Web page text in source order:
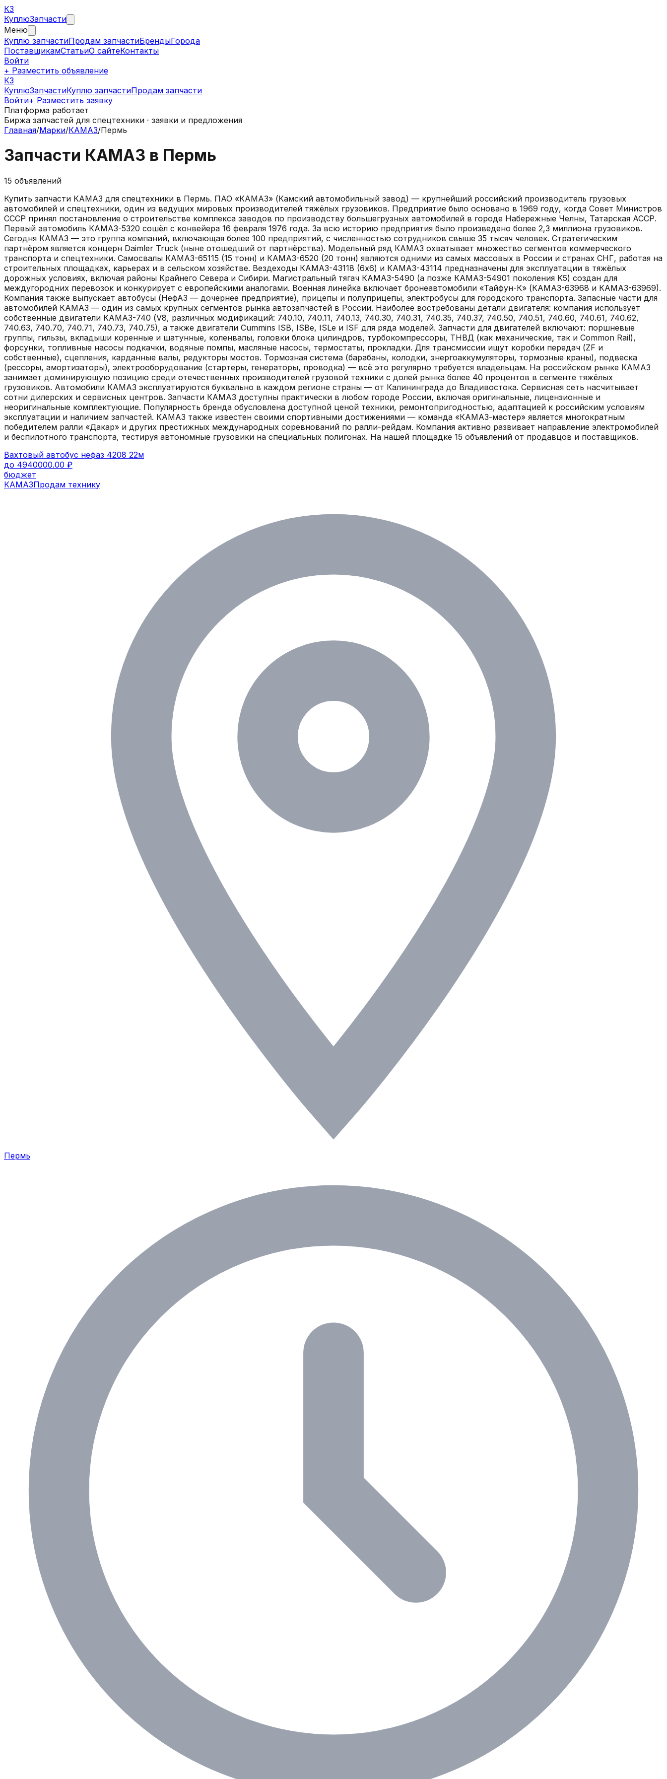
КЗ
КуплюЗапчасти
Меню
Куплю запчастиПродам запчастиБрендыГорода
ПоставщикамСтатьиО сайтеКонтакты
Войти
+ Разместить объявление
КЗ
КуплюЗапчастиКуплю запчастиПродам запчасти
Войти+ Разместить заявку
Платформа работает
Биржа запчастей для спецтехники · заявки и предложения
Главная/Марки/КАМАЗ/Пермь
Запчасти КАМАЗ в Пермь
15 объявлений
Купить запчасти КАМАЗ для спецтехники в Пермь. ПАО «КАМАЗ» (Камский автомобильный завод) — крупнейший российский производитель грузовых
автомобилей и спецтехники, один из ведущих мировых производителей тяжёлых грузовиков. Предприятие было основано в 1969 году, когда Совет Министров
СССР принял постановление о строительстве комплекса заводов по производству большегрузных автомобилей в городе Набережные Челны, Татарская АССР.
Первый автомобиль КАМАЗ-5320 сошёл с конвейера 16 февраля 1976 года. За всю историю предприятия было произведено более 2,3 миллиона грузовиков.
Сегодня КАМАЗ — это группа компаний, включающая более 100 предприятий, с численностью сотрудников свыше 35 тысяч человек. Стратегическим
партнёром является концерн Daimler Truck (ныне отошедший от партнёрства). Модельный ряд КАМАЗ охватывает множество сегментов коммерческого
транспорта и спецтехники. Самосвалы КАМАЗ-65115 (15 тонн) и КАМАЗ-6520 (20 тонн) являются одними из самых массовых в России и странах СНГ, работая на
строительных площадках, карьерах и в сельском хозяйстве. Вездеходы КАМАЗ-43118 (6x6) и КАМАЗ-43114 предназначены для эксплуатации в тяжёлых
дорожных условиях, включая районы Крайнего Севера и Сибири. Магистральный тягач КАМАЗ-5490 (а позже КАМАЗ-54901 поколения K5) создан для
междугородних перевозок и конкурирует с европейскими аналогами. Военная линейка включает бронеавтомобили «Тайфун-К» (КАМАЗ-63968 и КАМАЗ-63969).
Компания также выпускает автобусы (НефАЗ — дочернее предприятие), прицепы и полуприцепы, электробусы для городского транспорта. Запасные части для
автомобилей КАМАЗ — один из самых крупных сегментов рынка автозапчастей в России. Наиболее востребованы детали двигателя: компания использует
собственные двигатели КАМАЗ-740 (V8, различных модификаций: 740.10, 740.11, 740.13, 740.30, 740.31, 740.35, 740.37, 740.50, 740.51, 740.60, 740.61, 740.62,
740.63, 740.70, 740.71, 740.73, 740.75), а также двигатели Cummins ISB, ISBe, ISLe и ISF для ряда моделей. Запчасти для двигателей включают: поршневые
группы, гильзы, вкладыши коренные и шатунные, коленвалы, головки блока цилиндров, турбокомпрессоры, ТНВД (как механические, так и Common Rail),
форсунки, топливные насосы подкачки, водяные помпы, масляные насосы, термостаты, прокладки. Для трансмиссии ищут коробки передач (ZF и
собственные), сцепления, карданные валы, редукторы мостов. Тормозная система (барабаны, колодки, энергоаккумуляторы, тормозные краны), подвеска
(рессоры, амортизаторы), электрооборудование (стартеры, генераторы, проводка) — всё это регулярно требуется владельцам. На российском рынке КАМАЗ
занимает доминирующую позицию среди отечественных производителей грузовой техники с долей рынка более 40 процентов в сегменте тяжёлых
грузовиков. Автомобили КАМАЗ эксплуатируются буквально в каждом регионе страны — от Калининграда до Владивостока. Сервисная сеть насчитывает
сотни дилерских и сервисных центров. Запчасти КАМАЗ доступны практически в любом городе России, включая оригинальные, лицензионные и
неоригинальные комплектующие. Популярность бренда обусловлена доступной ценой техники, ремонтопригодностью, адаптацией к российским условиям
эксплуатации и наличием запчастей. КАМАЗ также известен своими спортивными достижениями — команда «КАМАЗ-мастер» является многократным
победителем ралли «Дакар» и других престижных международных соревнований по ралли-рейдам. Компания активно развивает направление электромобилей
и беспилотного транспорта, тестируя автономные грузовики на специальных полигонах. На нашей площадке 15 объявлений от продавцов и поставщиков.
Вахтовый автобус нефаз 4208 22м
до 4940000.00 ₽
бюджет
КАМАЗПродам технику
Пермь